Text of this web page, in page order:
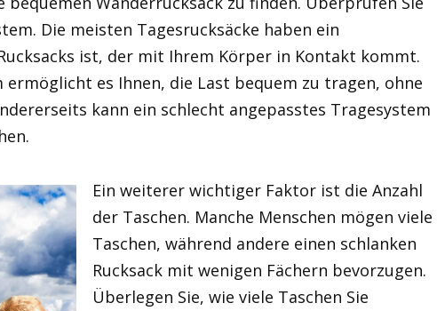
Die meisten Tagesrucksäcke haben ein
ist, der mit Ihrem Körper in Kontakt kommt.
ermöglicht es Ihnen, die Last bequem zu tragen, ohne
kann ein schlecht angepasstes Tragesystem
Ein weiterer wichtiger Faktor ist die Anzahl
der Taschen. Manche Menschen mögen viele
Taschen, während andere einen schlanken
Rucksack mit wenigen Fächern bevorzugen.
Überlegen Sie, wie viele Taschen Sie